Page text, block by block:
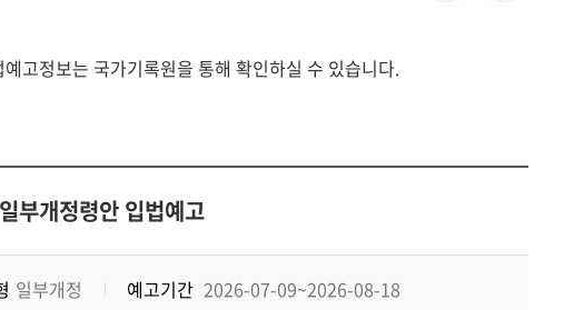
고정보는 국가기록원을 통해 확인하실 수 있습니다.
기
부개정령안 입법예고
일부개정 예고기간 2026-07-09~2026-08-18